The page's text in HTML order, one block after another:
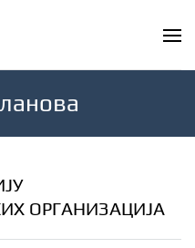
ОРГАНИЗАЦИЈА